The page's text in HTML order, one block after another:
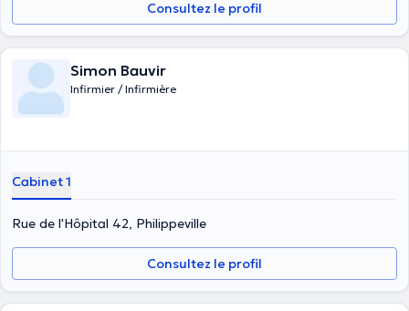
Consultez le profil
Simon Bauvir
Infirmier / Infirmière
Cabinet 1
Rue de l'Hôpital 42, Philippeville
Consultez le profil